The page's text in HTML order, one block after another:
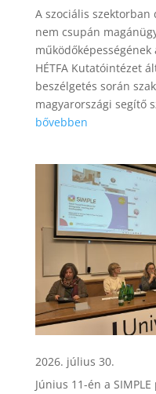
A szociális szektorban
nem csupán
HÉTFA Kutatóintézet
beszélgetés során
magyarországi segítő
bővebben
2026. július 30.
Június 11-én a